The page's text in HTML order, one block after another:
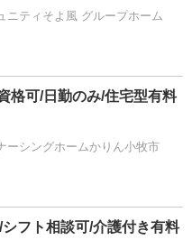
ニティそよ風 グループホーム
格可/日勤のみ/住宅型有料
ーシングホームかりん小牧市
フト相談可/介護付き有料